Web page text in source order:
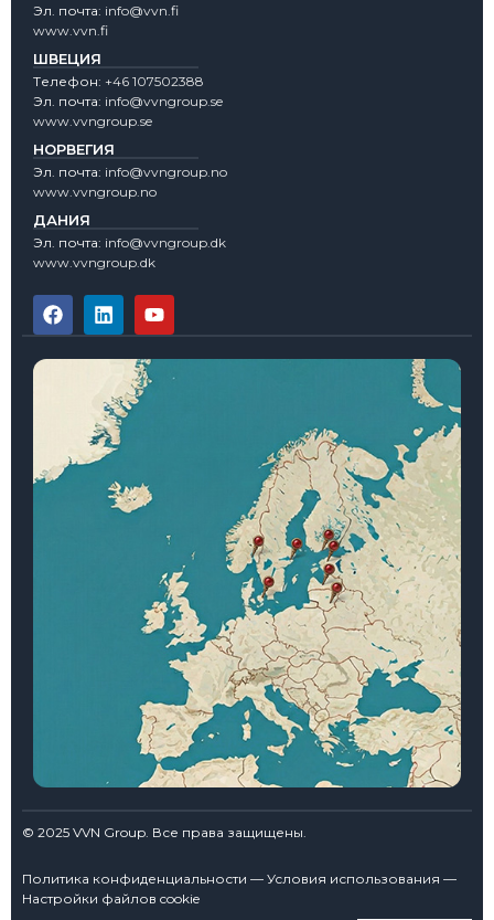
Эл. почта: info@vvn.fi
www.vvn.fi
ШВЕЦИЯ
Tелефон: +46 107502388
Эл. почта: info@vvngroup.se
www.vvngroup.se
НОРВЕГИЯ
Эл. почта: info@vvngroup.no
www.vvngroup.no
ДАНИЯ
Эл. почта: info@vvngroup.dk
www.vvngroup.dk
© 2025 VVN Group. Все права защищены.
Политика конфиденциальности — Условия использования —
Настройки файлов cookie